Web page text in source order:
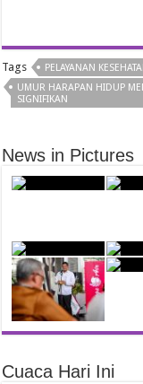
Tags
PELAYANAN
UMUR HARAPAN HIDUP
SIGNIFIKAN
News in Pictures
Cuaca Hari Ini